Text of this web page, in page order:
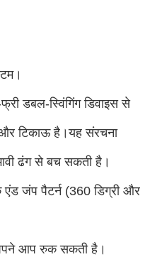
डबल-स्विंगिंग डिवाइस से
टिकाऊ है।यह संरचना
ढंग से बच सकती है।
एंड जंप पैटर्न (360 डिग्री और
आप रुक सकती है।